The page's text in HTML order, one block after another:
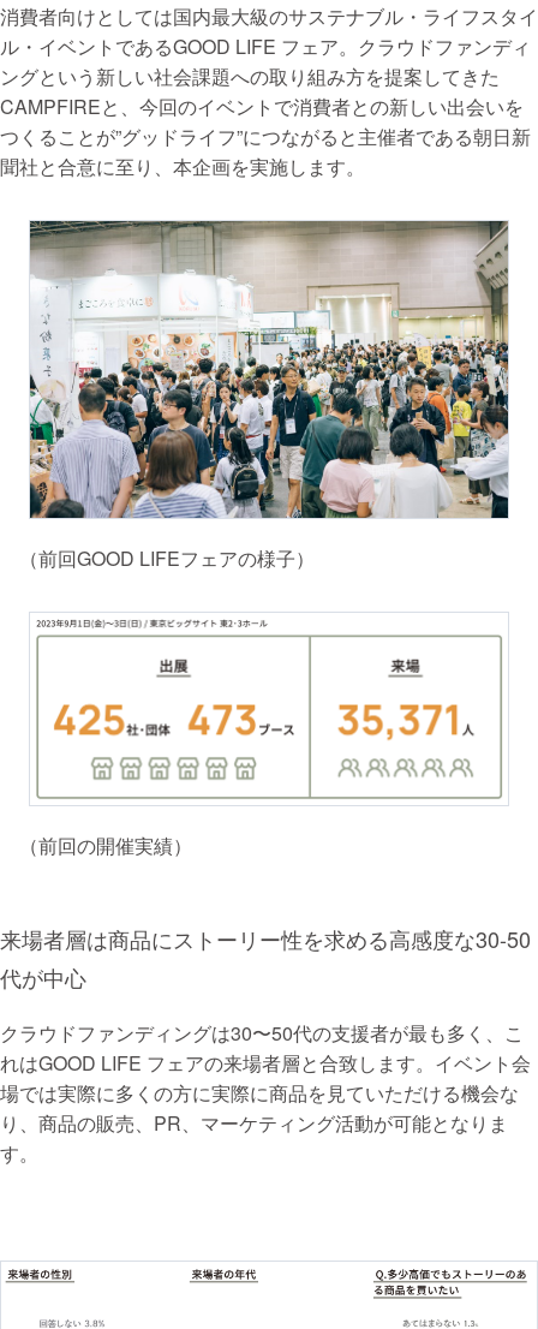
消費者向けとしては国内最大級のサステナブル・ライフスタイ
ル・イベントであるGOOD LIFE フェア。クラウドファンディ
ングという新しい社会課題への取り組み方を提案してきた
CAMPFIREと、今回のイベントで消費者との新しい出会いを
つくることが”グッドライフ”につながると主催者である朝日新
聞社と合意に至り、本企画を実施します。
（前回GOOD LIFEフェアの様子）
（前回の開催実績）
来場者層は商品にストーリー性を求める高感度な30-50
代が中心
クラウドファンディングは30〜50代の支援者が最も多く、こ
れはGOOD LIFE フェアの来場者層と合致します。イベント会
場では実際に多くの方に実際に商品を見ていただける機会な
り、商品の販売、PR、マーケティング活動が可能となりま
す。